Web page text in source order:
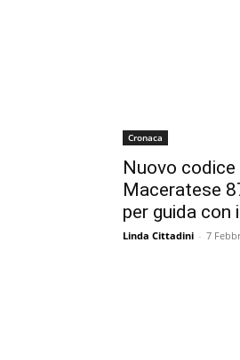
Cronaca
Nuovo
Maceratese
per guida con
Linda Cittadini - 7